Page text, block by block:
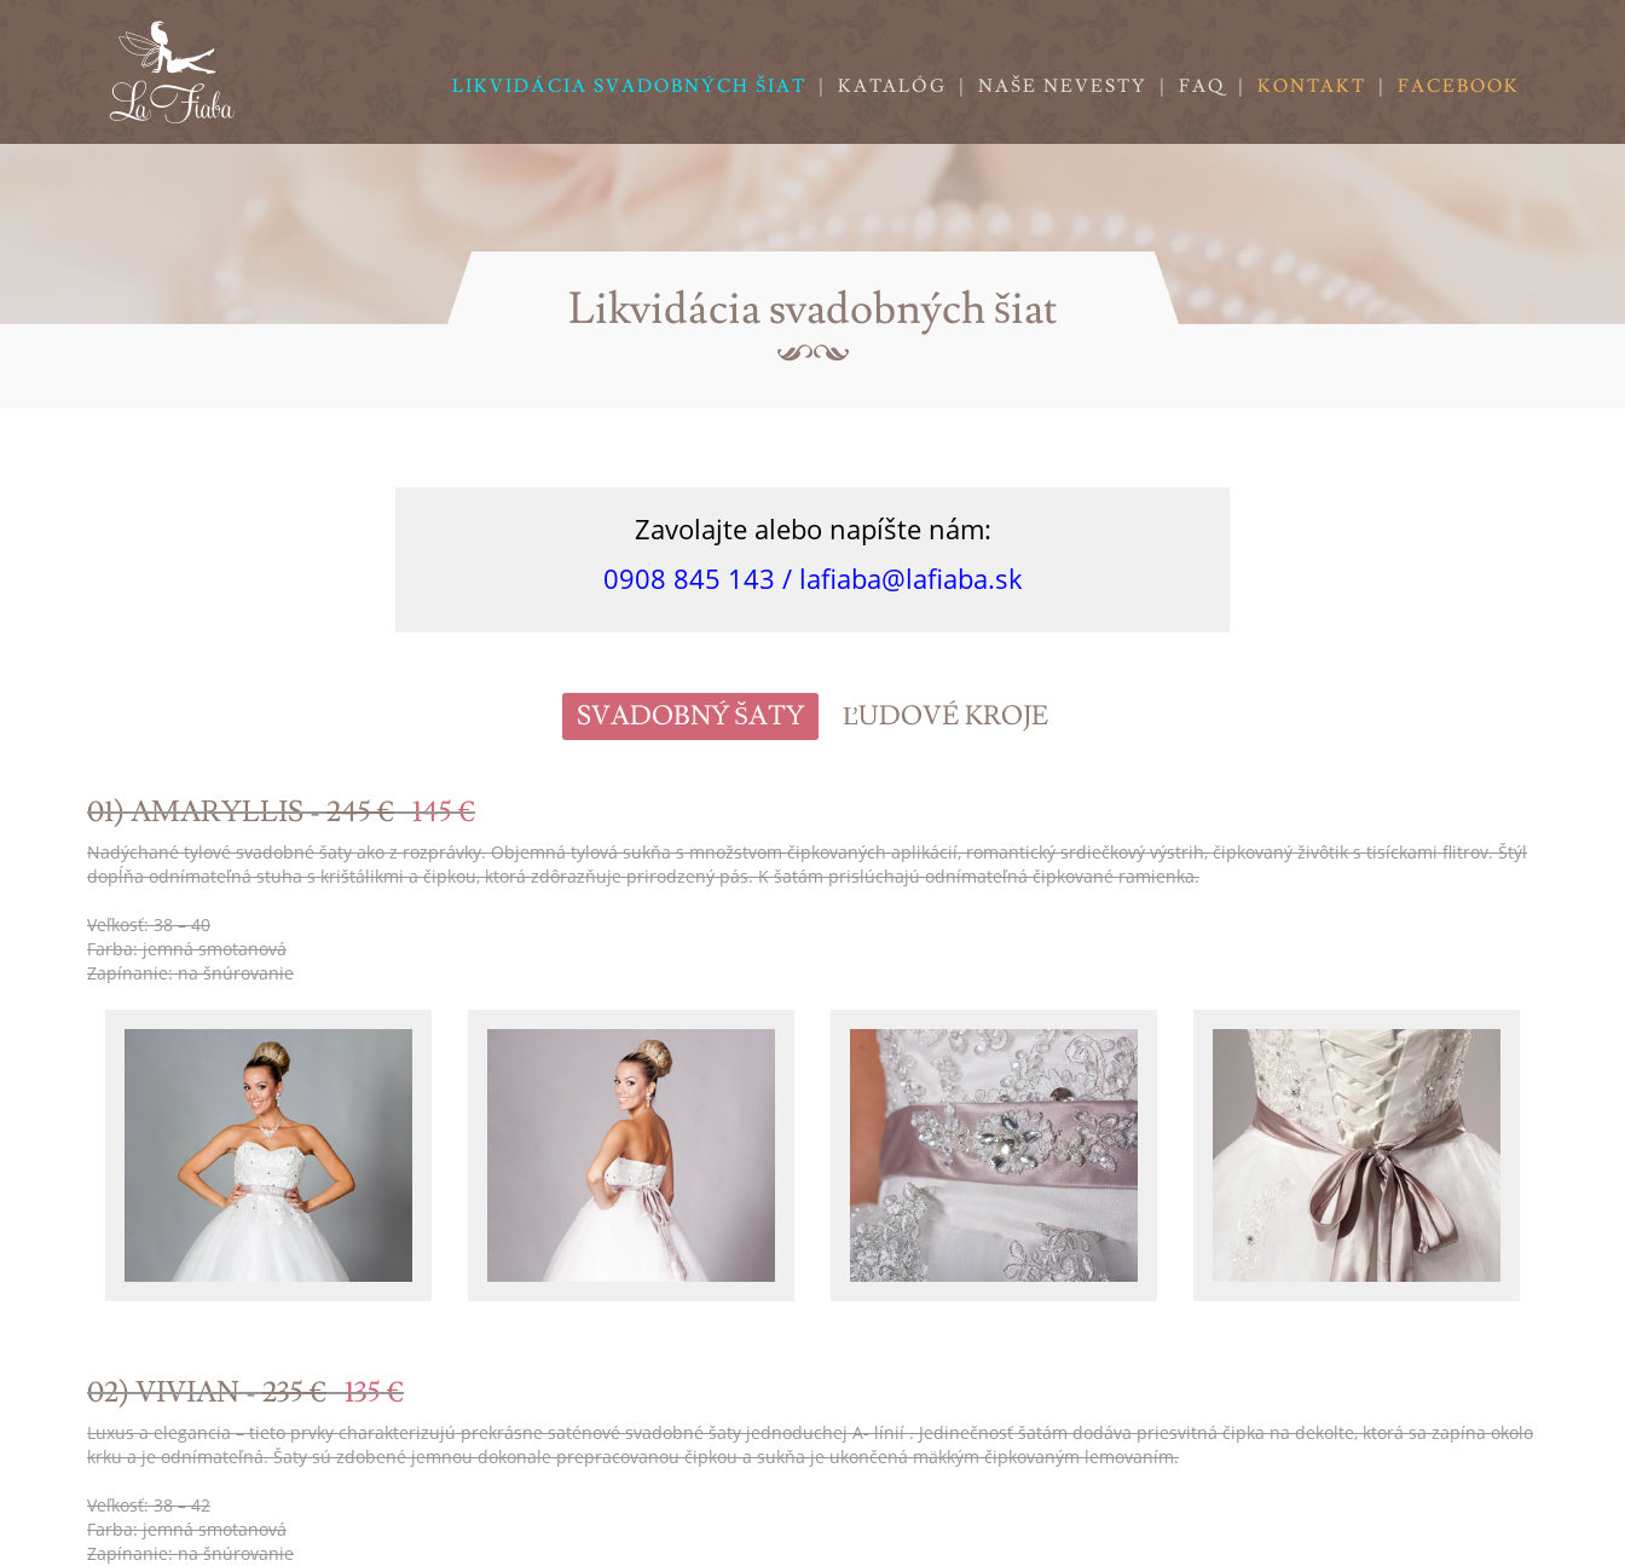
LIKVIDÁCIA SVADOBNÝCH ŠIAT | KATALÓG | NAŠE NEVESTY | FAQ | KONTAKT | FACEBOOK
Likvidácia svadobných šiat
Zavolajte alebo napíšte nám:
0908 845 143 / lafiaba@lafiaba.sk
SVADOBNÝ ŠATY ĽUDOVÉ KROJE
01) AMARYLLIS -245 € 145 €
Nadýchané tylové svadobné šaty ako z rozprávky. Objemná tylová sukňa s množstvom čipkovaných aplikácií, romantický srdiečkový výstrih, čipkovaný živôtik s tisíckami flitrov. Štýl
dopĺňa odnímateľná stuha s krištálikmi a čipkou, ktorá zdôrazňuje prirodzený pás. K šatám prislúchajú odnímateľná čipkované ramienka.
Veľkosť: 38 – 40
Farba: jemná smotanová
Zapínanie: na šnúrovanie
02) VIVIAN -235 € 135 €
Luxus a elegancia – tieto prvky charakterizujú prekrásne saténové svadobné šaty jednoduchej A- línií . Jedinečnosť šatám dodáva priesvitná čipka na dekolte, ktorá sa zapína okolo
krku a je odnímateľná. Šaty sú zdobené jemnou dokonale prepracovanou čipkou a sukňa je ukončená mäkkým čipkovaným lemovaním.
Veľkosť: 38 – 42
Farba: jemná smotanová
Zapínanie: na šnúrovanie